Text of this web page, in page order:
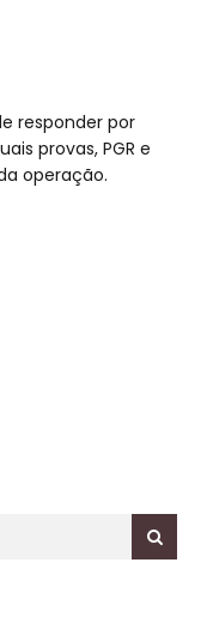
responder por
provas, PGR e
operação.